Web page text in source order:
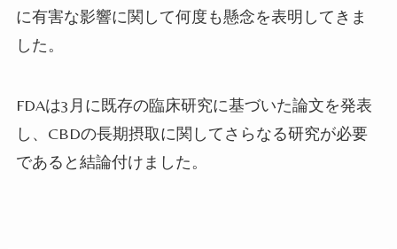
に有害な影響に関して何度も懸念を表明してきま
した。
FDAは3 月に既存の臨床研究に基づいた論文を発表
し、 CBDの長期摂取に関してさらなる研究が必要
であると結論付けました。